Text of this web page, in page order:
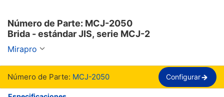
Número de Parte: MCJ-2050
Brida - estándar JIS, serie MCJ-2
Mirapro
Número de Parte: MCJ-2050 Configurar